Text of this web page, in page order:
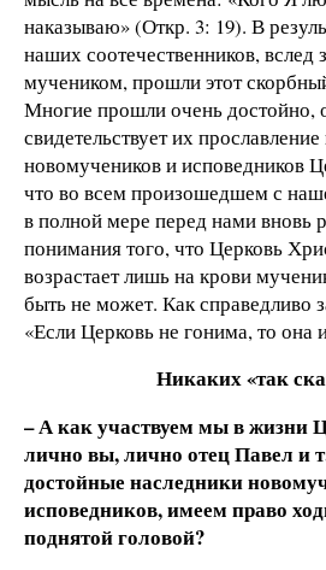
наказываю» (Откр. 3: 19). В
наших соотечественников, вслед
мучеником, прошли этот
Многие прошли очень достойно,
свидетельствует их прославление
новомучеников и исповедников
что во всем произошедшем с
в полной мере перед нами вновь
понимания того, что Церковь
возрастает лишь на крови
быть не может. Как справедливо
«Если Церковь не гонима, то она
Никаких «так
– А как участвуем мы в жизни
лично вы, лично отец Павел и
достойные наследники
исповедников, имеем право
поднятой головой?